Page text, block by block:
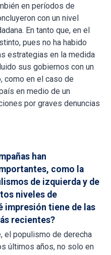
en períodos de
con un nivel
En tanto que, en el
pues no ha habido
estrategias en la medida
sus gobiernos con un
como en el caso de
en medio de un
por graves denuncias
han
como la
de izquierda y de
niveles de
impresión tiene de las
recientes?
el populismo de derecha
últimos años, no solo en